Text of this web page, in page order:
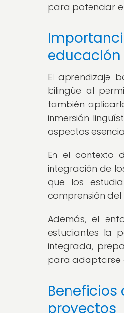
para potenciar
El aprendizaje
bilingüe al
también
inmersión
aspectos
En el contexto
integración de
que los
comprensión
Además, el
estudiantes la
integrada,
para adaptarse
proyectos